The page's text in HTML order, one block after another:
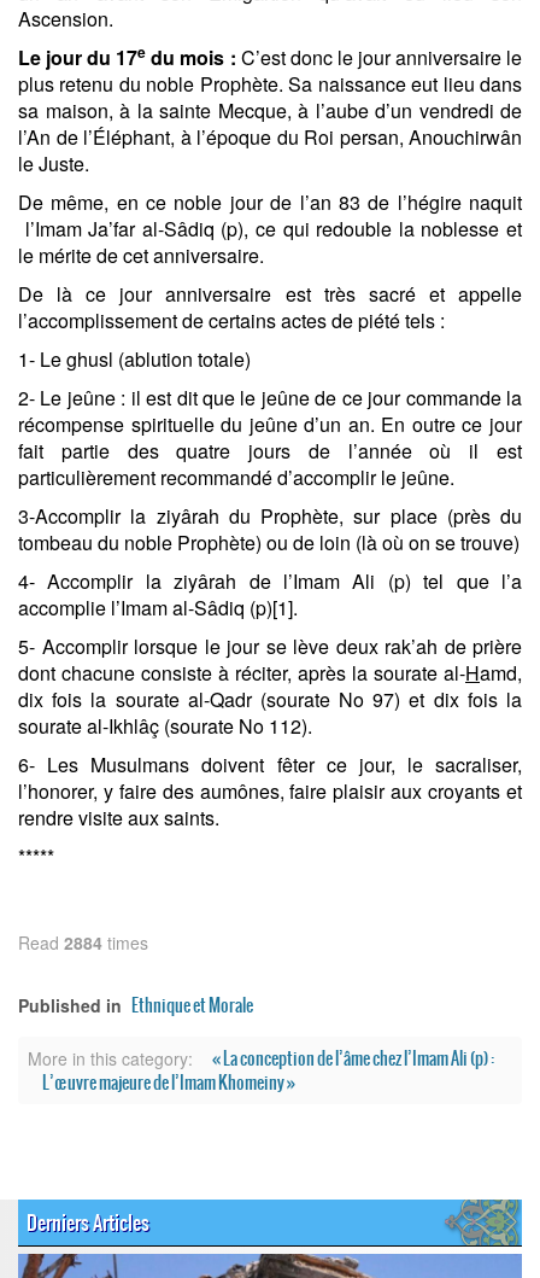
Ascension.
Le jour du 17e du mois : C’est donc le jour anniversaire le
plus retenu du noble Prophète. Sa naissance eut lieu dans
sa maison, à la sainte Mecque, à l’aube d’un vendredi de
l’An de l’Éléphant, à l’époque du Roi persan, Anouchirwân
le Juste.
De même, en ce noble jour de l’an 83 de l’hégire naquit
l’Imam Ja’far al-Sâdiq (p), ce qui redouble la noblesse et
le mérite de cet anniversaire.
De là ce jour anniversaire est très sacré et appelle
l’accomplissement de certains actes de piété tels :
1- Le ghusl (ablution totale)
2- Le jeûne : il est dit que le jeûne de ce jour commande la
récompense spirituelle du jeûne d’un an. En outre ce jour
fait partie des quatre jours de l’année où il est
particulièrement recommandé d’accomplir le jeûne.
3-Accomplir la ziyârah du Prophète, sur place (près du
tombeau du noble Prophète) ou de loin (là où on se trouve)
4- Accomplir la ziyârah de l’Imam Ali (p) tel que l’a
accomplie l’Imam al-Sâdiq (p)[1].
5- Accomplir lorsque le jour se lève deux rak’ah de prière
dont chacune consiste à réciter, après la sourate al-Hamd,
dix fois la sourate al-Qadr (sourate No 97) et dix fois la
sourate al-Ikhlâç (sourate No 112).
6- Les Musulmans doivent fêter ce jour, le sacraliser,
l’honorer, y faire des aumônes, faire plaisir aux croyants et
rendre visite aux saints.
*****
Read 2884 times
Published in Ethnique et Morale
More in this category:
« La conception de l’âme chez l’Imam Ali (p) :
L’œuvre majeure de l’Imam Khomeiny »
Derniers Articles